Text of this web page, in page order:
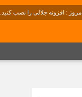
امروز : افزونه جلالی را نصب کنید.